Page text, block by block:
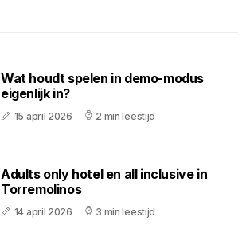
Wat houdt spelen in demo-modus
eigenlijk in?
15 april 2026 2 min leestijd
Adults only hotel en all inclusive in
Torremolinos
14 april 2026 3 min leestijd